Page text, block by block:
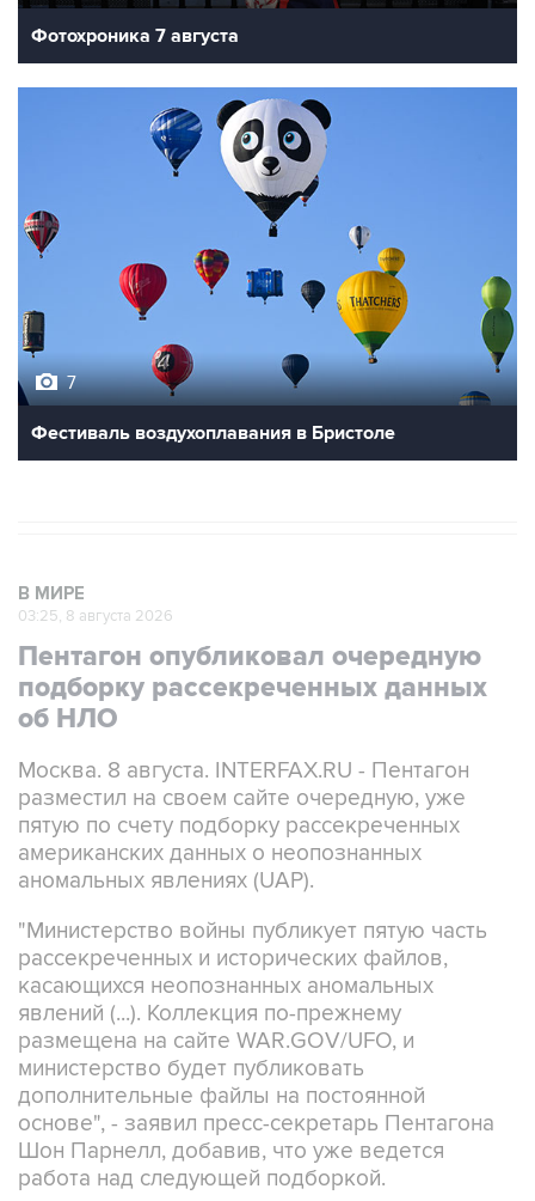
Фотохроника 7 августа
7
Фестиваль воздухоплавания в Бристоле
В МИРЕ
03:25, 8 августа 2026
Пентагон опубликовал очередную
подборку рассекреченных данных
об НЛО
Москва. 8 августа. INTERFAX.RU - Пентагон
разместил на своем сайте очередную, уже
пятую по счету подборку рассекреченных
американских данных о неопознанных
аномальных явлениях (UAP).
"Министерство войны публикует пятую часть
рассекреченных и исторических файлов,
касающихся неопознанных аномальных
явлений (...). Коллекция по-прежнему
размещена на сайте WAR.GOV/UFO, и
министерство будет публиковать
дополнительные файлы на постоянной
основе", - заявил пресс-секретарь Пентагона
Шон Парнелл, добавив, что уже ведется
работа над следующей подборкой.